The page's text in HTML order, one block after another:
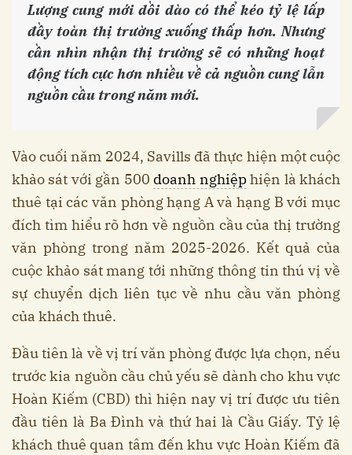
Lượng cung mới dồi dào có thể kéo tỷ lệ lấp
đầy toàn thị trường xuống thấp hơn. Nhưng
cần nhìn nhận thị trường sẽ có những hoạt
động tích cực hơn nhiều về cả nguồn cung lẫn
nguồn cầu trong năm mới.
Vào cuối năm 2024, Savills đã thực hiện một cuộc
khảo sát với gần 500 doanh nghiệphiện là khách
thuê tại các văn phòng hạng A và hạng B với mục
đích tìm hiểu rõ hơn về nguồn cầu của thị trường
văn phòng trong năm 2025-2026. Kết quả của
cuộc khảo sát mang tới những thông tin thú vị về
sự chuyển dịch liên tục về nhu cầu văn phòng
của khách thuê.
Đầu tiên là về vị trí văn phòng được lựa chọn, nếu
trước kia nguồn cầu chủ yếu sẽ dành cho khu vực
Hoàn Kiếm (CBD) thì hiện nay vị trí được ưu tiên
đầu tiên là Ba Đình và thứ hai là Cầu Giấy. Tỷ lệ
khách thuê quan tâm đến khu vực Hoàn Kiếm đã